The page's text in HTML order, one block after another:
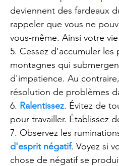
deviennent des fardeaux
rappeler que vous ne
vous-même. Ainsi votre
5. Cessez d’accumuler
montagnes qui
d'impatience. Au
résolution de problèmes
6. Ralentissez. Évitez de
pour travailler. Établissez
7. Observez les
d'esprit négatif. Voyez si
chose de négatif se